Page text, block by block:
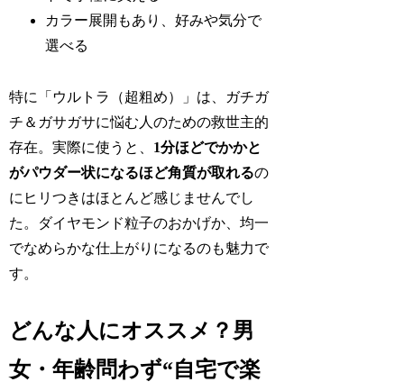
カラー展開もあり、好みや気分で
選べる
特に「ウルトラ（超粗め）」は、ガチガ
チ＆ガサガサに悩む人のための救世主的
存在。実際に使うと、 1分ほどでかかと
がパウダー状になるほど角質が取れるの
にヒリつきはほとんど感じませんでし
た。ダイヤモンド粒子のおかげか、均一
でなめらかな仕上がりになるのも魅力で
す。
どんな人にオススメ？男
女・年齢問わず“自宅で楽